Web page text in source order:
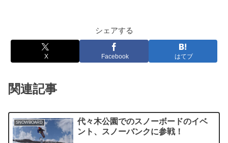
シェアする
X Facebook はてブ
関連記事
SNOWBOARD
代々木公園でのスノーボードのイベ
ント、スノーバンクに参戦！